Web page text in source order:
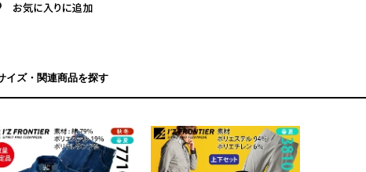
イズ・関連商品を探す